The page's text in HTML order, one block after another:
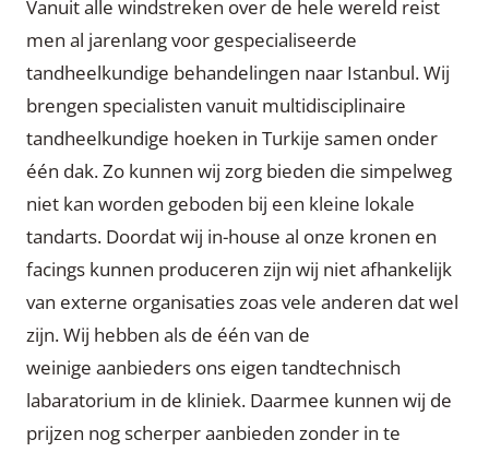
Vanuit alle windstreken over de hele wereld reist
men al jarenlang voor gespecialiseerde
tandheelkundige behandelingen naar Istanbul. Wij
brengen specialisten vanuit multidisciplinaire
tandheelkundige hoeken in Turkije samen onder
één dak. Zo kunnen wij zorg bieden die simpelweg
niet kan worden geboden bij een kleine lokale
tandarts. Doordat wij in-house al onze kronen en
facings kunnen produceren zijn wij niet afhankelijk
van externe organisaties zoas vele anderen dat wel
zijn. Wij hebben als de één van de
weinige aanbieders ons eigen tandtechnisch
labaratorium in de kliniek. Daarmee kunnen wij de
prijzen nog scherper aanbieden zonder in te